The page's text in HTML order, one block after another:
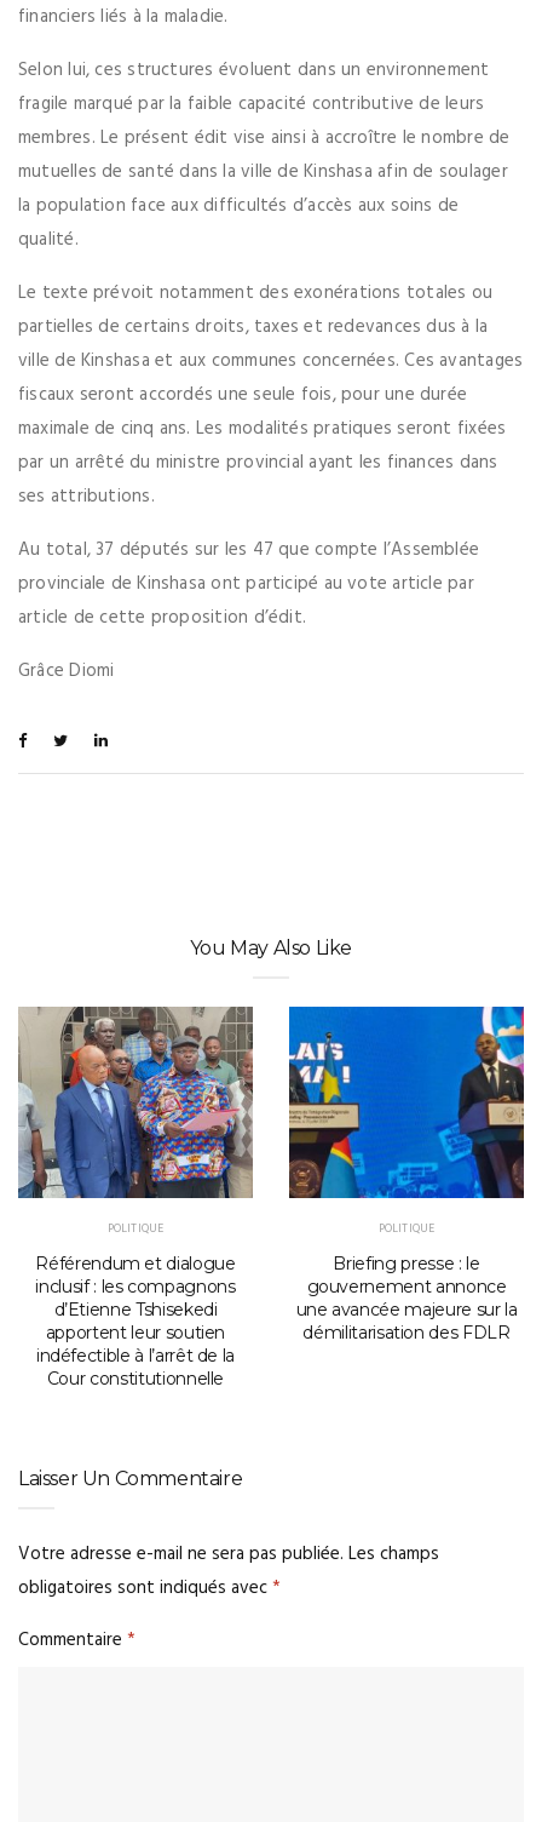
financiers liés à la maladie.
Selon lui, ces structures évoluent dans un environnement
fragile marqué par la faible capacité contributive de leurs
membres. Le présent édit vise ainsi à accroître le nombre de
mutuelles de santé dans la ville de Kinshasa afin de soulager
la population face aux difficultés d’accès aux soins de
qualité.
Le texte prévoit notamment des exonérations totales ou
partielles de certains droits, taxes et redevances dus à la
ville de Kinshasa et aux communes concernées. Ces avantages
fiscaux seront accordés une seule fois, pour une durée
maximale de cinq ans. Les modalités pratiques seront fixées
par un arrêté du ministre provincial ayant les finances dans
ses attributions.
Au total, 37 députés sur les 47 que compte l’Assemblée
provinciale de Kinshasa ont participé au vote article par
article de cette proposition d’édit.
Grâce Diomi
You May Also Like
POLITIQUE
Référendum et dialogue
inclusif : les compagnons
d’Etienne Tshisekedi
apportent leur soutien
indéfectible à l’arrêt de la
Cour constitutionnelle
POLITIQUE
Briefing presse : le
gouvernement annonce
une avancée majeure sur la
démilitarisation des FDLR
Laisser Un Commentaire
Votre adresse e-mail ne sera pas publiée. Les champs
obligatoires sont indiqués avec*
Commentaire *